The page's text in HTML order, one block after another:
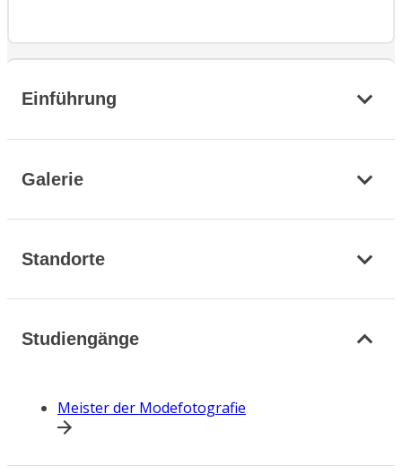
Einführung
Galerie
Standorte
Studiengänge
Meister der Modefotografie